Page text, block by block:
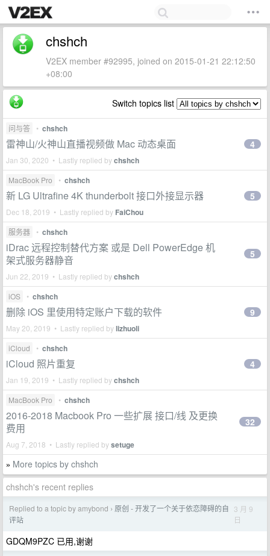
chshch
V2EX member #92995, joined on 2015-01-21 22:12:50
+08:00
Switch topics list
问与答 • chshch
雷神山/火神山直播视频做 Mac 动态桌面
Jan 30, 2020 • Lastly replied bychshch
4
MacBook Pro • chshch
新 LG Ultrafine 4K thunderbolt 接口外接显示器
Dec 18, 2019 • Lastly replied by FaiChou
5
服务器 • chshch
iDrac 远程控制替代方案 或是 Dell PowerEdge 机
架式服务器静音
Jun 22, 2019 • Lastly replied bychshch
5
iOS • chshch
删除 iOS 里使用特定账户下载的软件
May 20, 2019 • Lastly replied bylizhuoli
9
iCloud • chshch
iCloud 照片重复
Jan 19, 2019 • Lastly replied bychshch
4
MacBook Pro • chshch
2016-2018 Macbook Pro 一些扩展 接口/线 及更换
费用
Aug 7, 2018 • Lastly replied bysetuge
32
» More topics by chshch
chshch's recent replies
Replied to a topic by amybond › 原创 - 开发了一个关于依恋障碍的自
评站
3 月 9
日
GDQM9PZC 已用,谢谢